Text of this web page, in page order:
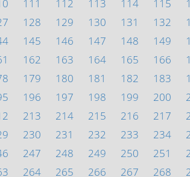
111 112 113 114 115
128 129 130 131 132
145 146 147 148 149
162 163 164 165 166
179 180 181 182 183
196 197 198 199 200
213 214 215 216 217
230 231 232 233 234
247 248 249 250 251
264 265 266 267 268